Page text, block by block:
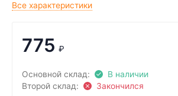
Все характеристики
775 ₽
Основной склад:
В наличии
Второй склад:
Закончился